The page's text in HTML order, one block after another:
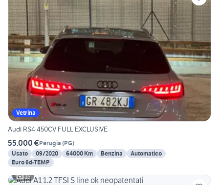
Vetrina
Audi RS4 450CV FULL EXCLUSIVE
55.000 €Perugia (PG)
Usato
09/2020 64000 Km Benzina
Automatico
Euro 6d-TEMP
15